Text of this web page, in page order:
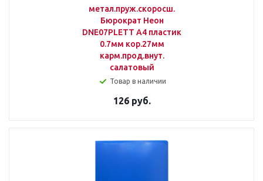
метал.пруж.скоросш.
Бюрократ Неон
DNE07PLETT A4 пластик
0.7мм кор.27мм
карм.прод.внут.
салатовый
Товар в наличии
126 руб.